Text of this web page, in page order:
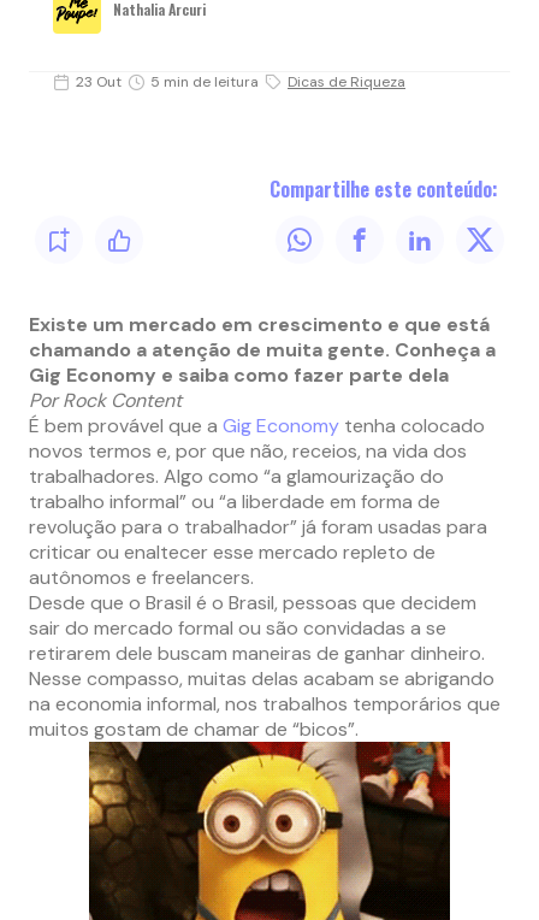
Nathalia Arcuri
23 Out 5 min de leitura Dicas de Riqueza
Compartilhe este conteúdo:
Existe um mercado em crescimento e que está
chamando a atenção de muita gente. Conheça a
Gig Economy e saiba como fazer parte dela
Por Rock Content
É bem provável que a Gig Economy tenha colocado
novos termos e, por que não, receios, na vida dos
trabalhadores. Algo como “a glamourização do
trabalho informal” ou “a liberdade em forma de
revolução para o trabalhador” já foram usadas para
criticar ou enaltecer esse mercado repleto de
autônomos e freelancers.
Desde que o Brasil é o Brasil, pessoas que decidem
sair do mercado formal ou são convidadas a se
retirarem dele buscam maneiras de ganhar dinheiro.
Nesse compasso, muitas delas acabam se abrigando
na economia informal, nos trabalhos temporários que
muitos gostam de chamar de “bicos”.